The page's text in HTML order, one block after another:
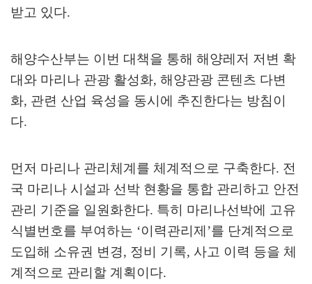
받고 있다.
해양수산부는 이번 대책을 통해 해양레저 저변 확
대와 마리나 관광 활성화, 해양관광 콘텐츠 다변
화, 관련 산업 육성을 동시에 추진한다는 방침이
다.
먼저 마리나 관리체계를 체계적으로 구축한다. 전
국 마리나 시설과 선박 현황을 통합 관리하고 안전
관리 기준을 일원화한다. 특히 마리나선박에 고유
식별번호를 부여하는 ‘이력관리제 ’를 단계적으로
도입해 소유권 변경, 정비 기록, 사고 이력 등을 체
계적으로 관리할 계획이다.